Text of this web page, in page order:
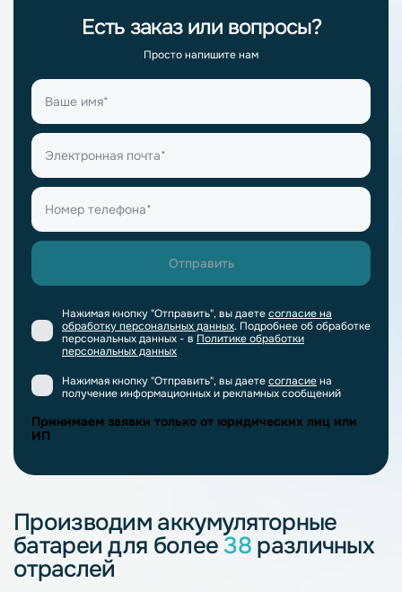
Есть заказ или вопросы?
Просто напишите нам
Нажимая кнопку "Отправить", вы даетесогласие на
обработку персональных данных. Подробнее об обработке
персональных данных - в Политике обработки
персональных данных
Нажимая кнопку "Отправить", вы даетесогласиена
получение информационных и рекламных сообщений
Принимаем заявки только от юридических лиц или
ИП
Производим аккумуляторные
батареи для более38 различных
отраслей